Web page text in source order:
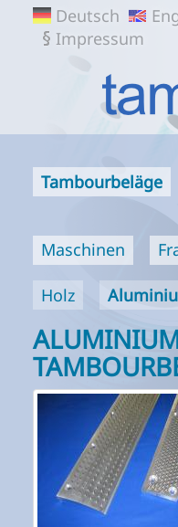
TAMBULA
GMBH
Deutsch
Impressum
Tambourbeläge
Maschinen
Holz